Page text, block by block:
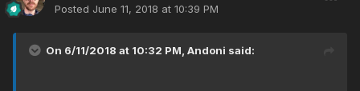
Posted June 11, 2018 at 10:39 PM
On 6/11/2018 at 10:32 PM, Andoni said: